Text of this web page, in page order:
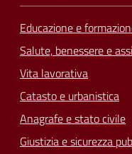
Educazione e
Salute, benessere e
Vita lavorativa
Catasto e urbanistica
Anagrafe e stato civile
Giustizia e sicurezza